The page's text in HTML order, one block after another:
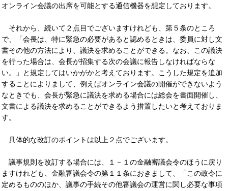
オンライン会議の出席を可能とする通信機器を想定しております。
それから、続いて２点目でございますけれども、第５条のところ
で、「会長は、特に緊急の必要があると認めるときは、委員に対し文
書その他の方法により、議決を求めることができる。なお、この議決
を行った場合は、会長が招集する次の会議に報告しなければならな
い。」と規定してはいかがかと考えております。こうした規定を追加
することによりまして、例えばオンライン会議の開催ができないよう
なときでも、会長が緊急に議決を求める場合には総会を書面開催し、
文書による議決を求めることができるよう措置したいと考えておりま
す。
具体的な改訂のポイントは以上２点でございます。
議事規則を改訂する場合には、１－１の金融審議会令のほうに戻り
ますけれども、金融審議会令の第１１条におきまして、「この政令に
定めるもののほか、議事の手続その他審議会の運営に関し必要な事項